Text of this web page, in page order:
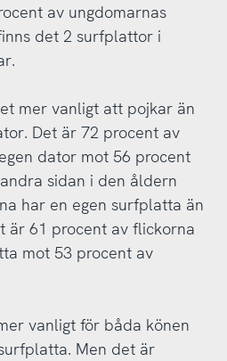
av ungdomarnas
det 2 surfplattor i
mer vanligt att pojkar än
Det är 72 procent av
dator mot 56 procent
sidan i den åldern
har en egen surfplatta än
är 61 procent av flickorna
mot 53 procent av
vanligt för båda könen
Men det är